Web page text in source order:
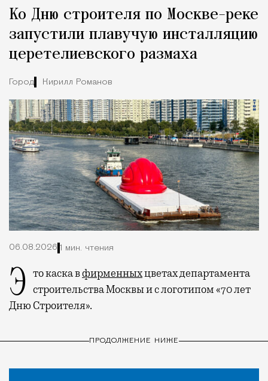
Город
Ко Дню строителя по Москве-реке
запустили плавучую инсталляцию
церетелиевского размаха
Город Кирилл Романов
06.08.2026 1 мин. чтения
Это каска вфирменныхцветах департамента
строительства Москвы и с логотипом «70 лет
Дню Строителя».
ПРОДОЛЖЕНИЕ НИЖЕ